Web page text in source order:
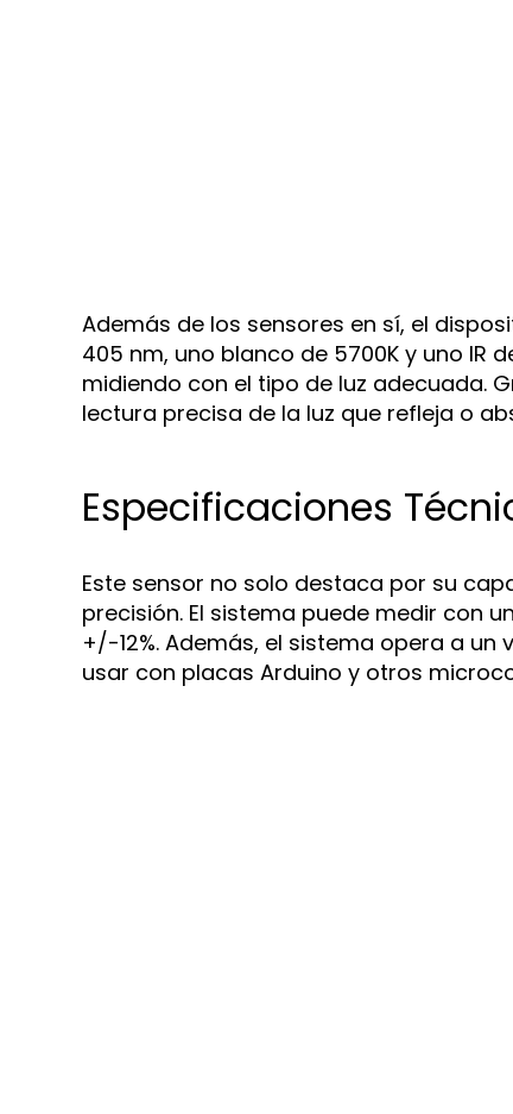
Además de los sensores en sí, el
405 nm, uno blanco de 5700K y uno IR
midiendo con el tipo de luz adecuada.
lectura precisa de la luz que refleja o
Especificaciones
Este sensor no solo destaca por su
precisión. El sistema puede medir con
+/-12%. Además, el sistema opera a
usar con placas Arduino y otros